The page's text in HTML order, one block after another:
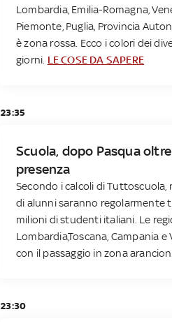
Lombardia, Emilia-Romagna,
Piemonte, Puglia, Provincia
è zona rossa. Ecco i colori dei
giorni. LE COSE DA SAPERE
23:35
Scuola, dopo Pasqua
presenza
Secondo i calcoli di Tuttoscuola,
di alunni saranno regolarmente
milioni di studenti italiani. Le
Lombardia,Toscana, Campania
con il passaggio in zona
23:30